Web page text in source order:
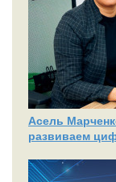
Асель
развиваем